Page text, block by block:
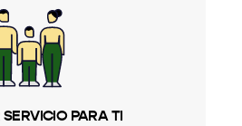
PARA TI